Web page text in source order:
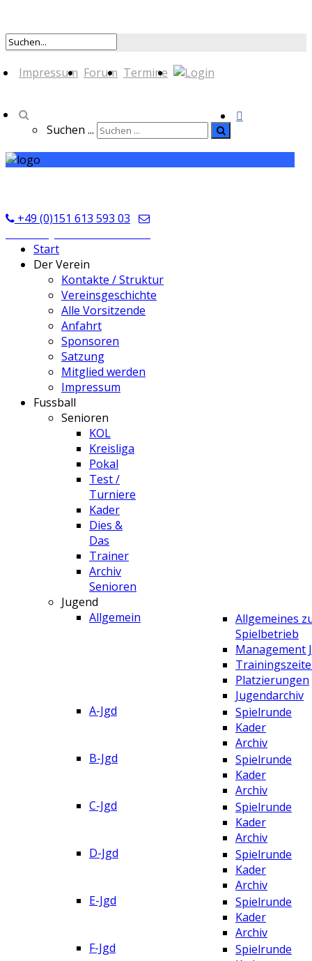
Impressum Forum Termine
Suchen ...
+49 (0)151 613 593 03
Start
Der Verein
Kontakte / Struktur
Vereinsgeschichte
Alle Vorsitzende
Anfahrt
Sponsoren
Satzung
Mitglied werden
Impressum
Fussball
Senioren
KOL
Kreisliga
Pokal
Test /
Turniere
Kader
Dies &
Das
Trainer
Archiv
Senioren
Jugend
Allgemein
Allgemeines
Spielbetrieb
Management
Platzierungen
Jugendarchiv
A-Jgd
Spielrunde
Kader
Archiv
B-Jgd
Spielrunde
Kader
Archiv
C-Jgd
Spielrunde
Kader
Archiv
D-Jgd
Spielrunde
Kader
Archiv
E-Jgd
Spielrunde
Kader
Archiv
F-Jgd
Spielrunde